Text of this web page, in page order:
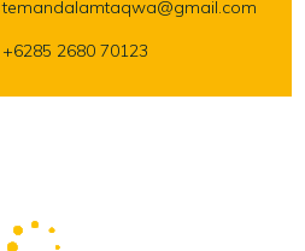
temandalamtaqwa@gmail.com
+6285 2680 70123